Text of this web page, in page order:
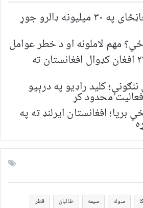
سرپل کې د تېلو چاڼځای په ۳۰ میلیونه ډالرو جوړ
مهم لاملونه او د خطر عوامل
له بېلابېلو لارو ۲۲۲۱ افغان کډوال افغانستان ته
کلید راډیو په درېیو
محدود کړ
بریا؛ افغانستان ایرلنډ ته په
سوله سیمه طالبان
قطر